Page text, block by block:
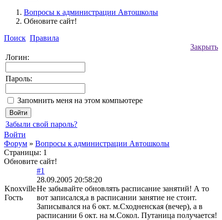
Вопросы к администрации Автошколы
Обновите сайт!
Поиск Правила
Закрыть
Логин:
Пароль:
Запомнить меня на этом компьютере
Забыли свой пароль?
Войти
Форум » Вопросы к администрации Автошколы
Страницы: 1
Обновите сайт!
Knoxville
Гость
#1
28.09.2005 20:58:20
Не забывайте обновлять расписание занятий! А то
вот записался,а в расписании занятие не стоит.
Записывался на 6 окт. м.Сходненская (вечер), а в
расписании 6 окт. на м.Сокол. Путаница получается!